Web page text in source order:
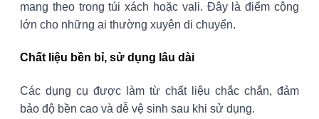
mang theo trong túi xách hoặc vali. Đây là điểm cộng
lớn cho những ai thường xuyên di chuyển.
Chất liệu bền bỉ, sử dụng lâu dài
Các dụng cụ được làm từ chất liệu chắc chắn, đảm
bảo độ bền cao và dễ vệ sinh sau khi sử dụng.